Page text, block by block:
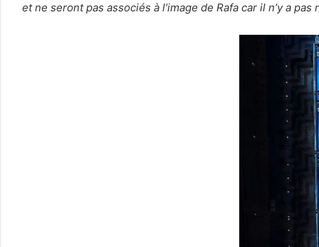
et ne seront pas associés à l’image de Rafa car il n’y a